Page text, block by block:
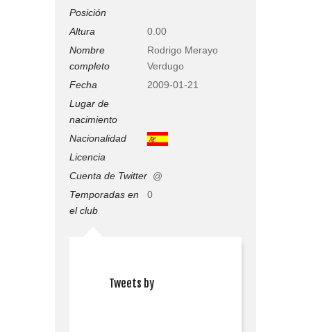
Posición
Altura
0.00
Nombre
completo
Rodrigo Merayo
Verdugo
Fecha
2009-01-21
Lugar de
nacimiento
Nacionalidad
Licencia
Cuenta de Twitter @
Temporadas en
el club
0
Tweets by